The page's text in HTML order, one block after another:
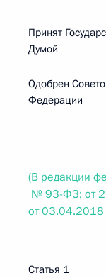
Принят
Думой
Одобрен
(В редакции
№ 93-ФЗ; от
от
Статья 1